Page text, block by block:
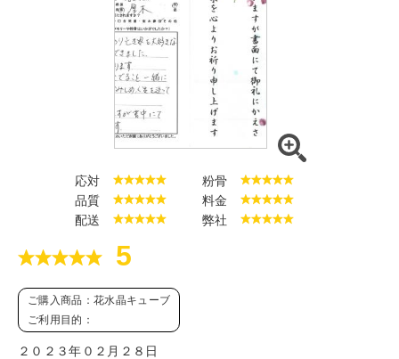
応対
粉骨
品質
料金
配送
弊社
5
ご購入商品：花水晶キューブ
ご利用目的：
２０２３年０２月２８日